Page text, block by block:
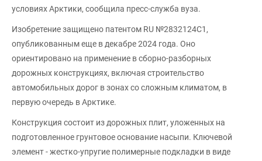
условиях Арктики, сообщила пресс-служба вуза.
Изобретение защищено патентом RU №2832124C1,
опубликованным еще в декабре 2024 года. Оно
ориентировано на применение в сборно-разборных
дорожных конструкциях, включая строительство
автомобильных дорог в зонах со сложным климатом, в
первую очередь в Арктике.
Конструкция состоит из дорожных плит, уложенных на
подготовленное грунтовое основание насыпи. Ключевой
элемент - жестко-упругие полимерные подкладки в виде